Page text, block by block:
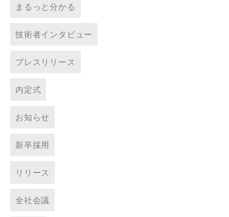
まるっと分かる
技術者インタビュー
プレスリリース
内定式
お知らせ
新卒採用
リリース
全社会議